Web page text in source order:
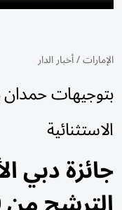
الإمارات/أخبار الدار
بتوجيهات حمدان
الاستثنائية
جائزة دبي